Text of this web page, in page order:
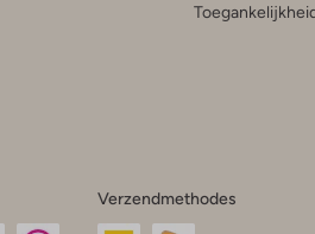
Verzendmethodes